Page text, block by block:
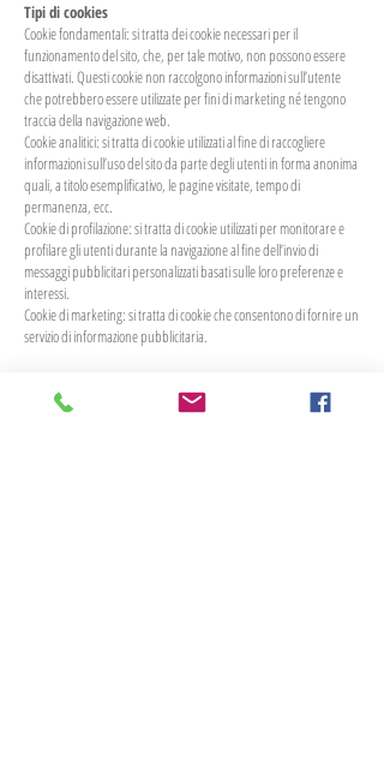
Tipi di cookies
Cookie fondamentali: si tratta dei cookie necessari per il
funzionamento del sito, che, per tale motivo, non possono essere
disattivati. Questi cookie non raccolgono informazioni sull’utente
che potrebbero essere utilizzate per fini di marketing né tengono
traccia della navigazione web.
Cookie analitici: si tratta di cookie utilizzati al fine di raccogliere
informazioni sull’uso del sito da parte degli utenti in forma anonima
quali, a titolo esemplificativo, le pagine visitate, tempo di
permanenza, ecc.
Cookie di profilazione: si tratta di cookie utilizzati per monitorare e
profilare gli utenti durante la navigazione al fine dell’invio di
messaggi pubblicitari personalizzati basati sulle loro preferenze e
interessi.
Cookie di marketing: si tratta di cookie che consentono di fornire un
servizio di informazione pubblicitaria.
Cliccando su IMPOSTAZIONI si apre la schermata dedicata alle